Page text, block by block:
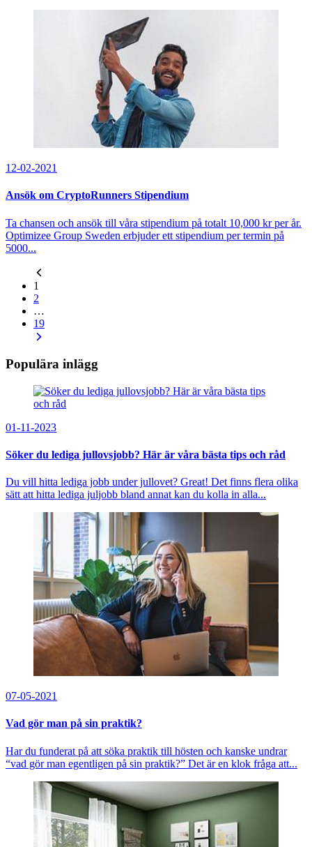
12-02-2021
Ansök om CryptoRunners Stipendium
Ta chansen och ansök till våra stipendium på totalt 10,000 kr per år.
Optimizee Group Sweden erbjuder ett stipendium per termin på
5000...
1
2
…
19
Populära inlägg
01-11-2023
Söker du lediga jullovsjobb? Här är våra bästa tips och råd
Du vill hitta lediga jobb under jullovet? Great! Det finns flera olika
sätt att hitta lediga juljobb bland annat kan du kolla in alla...
07-05-2021
Vad gör man på sin praktik?
Har du funderat på att söka praktik till hösten och kanske undrar
“vad gör man egentligen på sin praktik?” Det är en klok fråga att...